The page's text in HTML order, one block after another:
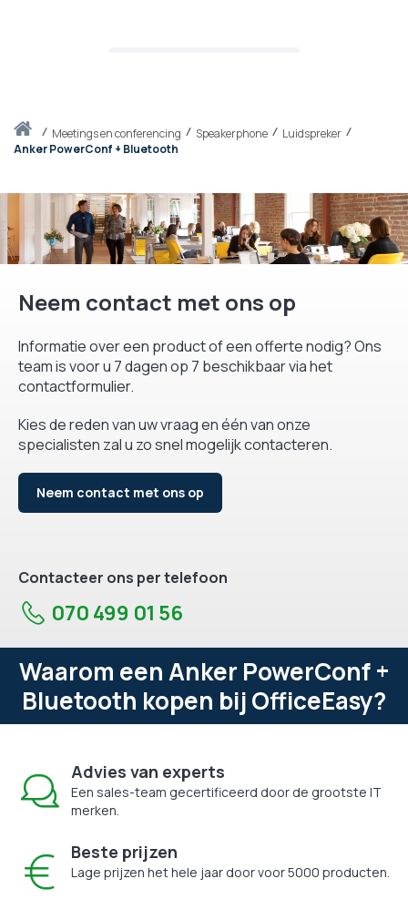
Thuismeetings en conferencing Speakerphone
Luidspreker
Anker PowerConf + Bluetooth
Neem contact met ons op
Informatie over een product of een offerte nodig? Ons
team is voor u 7 dagen op 7 beschikbaar via het
contactformulier.
Kies de reden van uw vraag en één van onze
specialisten zal u zo snel mogelijk contacteren.
Neem contact met ons op
Contacteer ons per telefoon
070 499 01 56
Waarom een Anker PowerConf +
Bluetooth kopen bij OfficeEasy?
Advies van experts
Een sales-team gecertificeerd door de grootste IT
merken.
Beste prijzen
Lage prijzen het hele jaar door voor 5000 producten.